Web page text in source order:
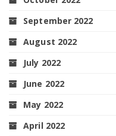
September 2022
August 2022
July 2022
June 2022
May 2022
April 2022